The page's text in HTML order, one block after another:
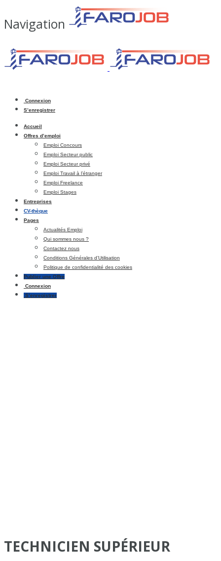
Navigation
Connexion
S’enregistrer
Accueil
Offres d’emploi
Emploi Concours
Emploi Secteur public
Emploi Secteur privé
Emploi Travail à l’étranger
Emploi Freelance
Emploi Stages
Entreprises
CV-thèque
Pages
Actualités Emploi
Qui sommes nous ?
Contactez nous
Conditions Générales d’Utilisation
Politique de confidentialité des cookies
Publier une Offre
Connexion
S’enregistrer
TECHNICIEN SUPÉRIEUR